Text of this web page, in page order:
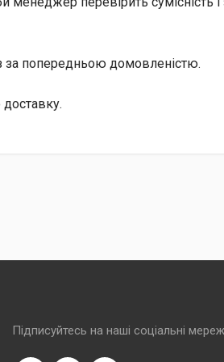
за попередньою домовленістю.
Підписуйтесь на наші соціальні